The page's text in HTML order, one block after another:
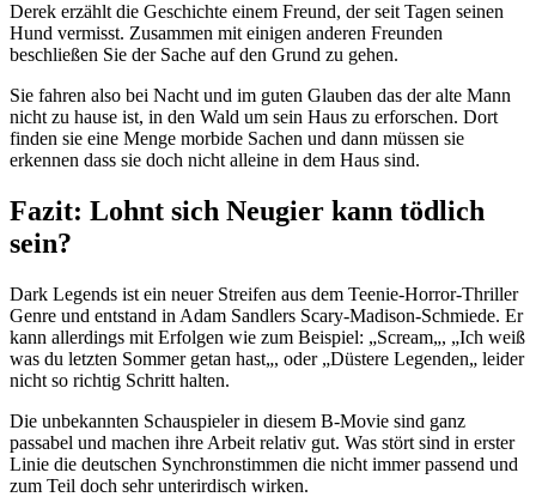
Derek erzählt die Geschichte einem Freund, der seit Tagen seinen
Hund vermisst. Zusammen mit einigen anderen Freunden
beschließen Sie der Sache auf den Grund zu gehen.
Sie fahren also bei Nacht und im guten Glauben das der alte Mann
nicht zu hause ist, in den Wald um sein Haus zu erforschen. Dort
finden sie eine Menge morbide Sachen und dann müssen sie
erkennen dass sie doch nicht alleine in dem Haus sind.
Fazit: Lohnt sich Neugier kann tödlich
sein?
Dark Legends ist ein neuer Streifen aus dem Teenie-Horror-Thriller
Genre und entstand in Adam Sandlers Scary-Madison-Schmiede. Er
kann allerdings mit Erfolgen wie zum Beispiel: „Scream„, „Ich weiß
was du letzten Sommer getan hast„, oder „Düstere Legenden„ leider
nicht so richtig Schritt halten.
Die unbekannten Schauspieler in diesem B-Movie sind ganz
passabel und machen ihre Arbeit relativ gut. Was stört sind in erster
Linie die deutschen Synchronstimmen die nicht immer passend und
zum Teil doch sehr unterirdisch wirken.